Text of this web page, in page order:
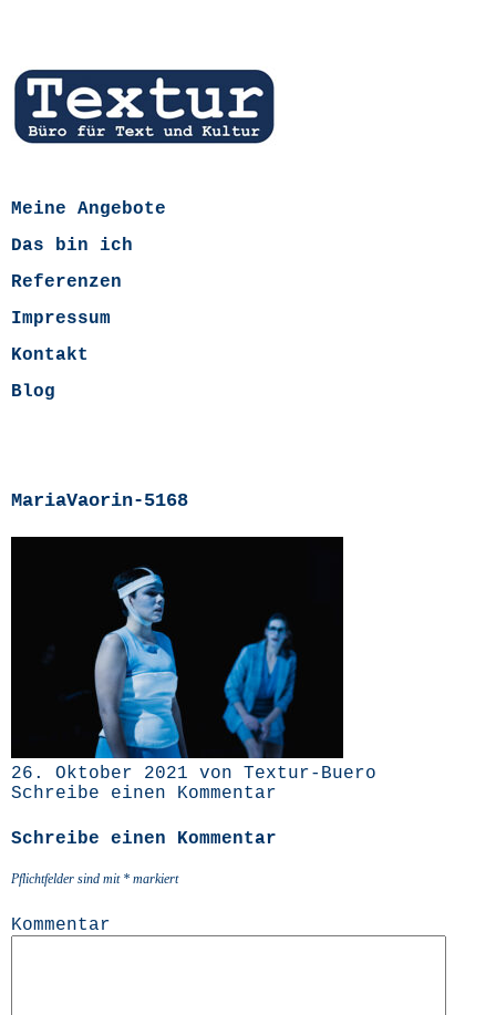
Meine Angebote
Das bin ich
Referenzen
Impressum
Kontakt
Blog
MariaVaorin-5168
26. Oktober 2021 von Textur-Buero
Schreibe einen Kommentar
Schreibe einen Kommentar
Pflichtfelder sind mit * markiert
Kommentar